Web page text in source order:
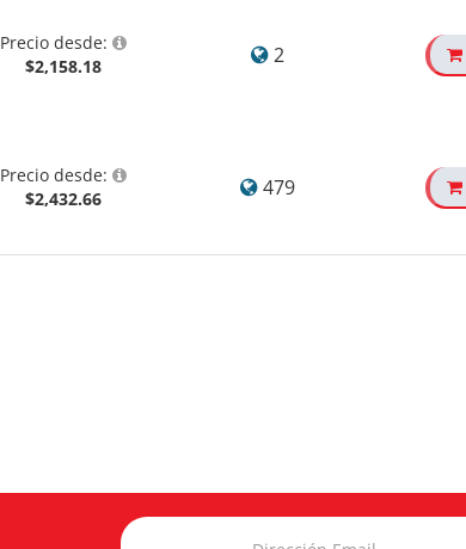
Precio desde:
$2,158.18
2
Precio desde:
$2,432.66
479